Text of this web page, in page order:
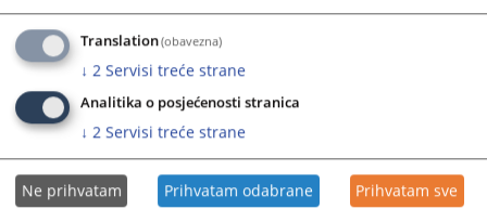
Translation(obavezna)
↓ 2 Servisi treće strane
Analitika o posjećenosti stranica
↓ 2 Servisi treće strane
Ne prihvatam Prihvatam odabrane Prihvatam sve